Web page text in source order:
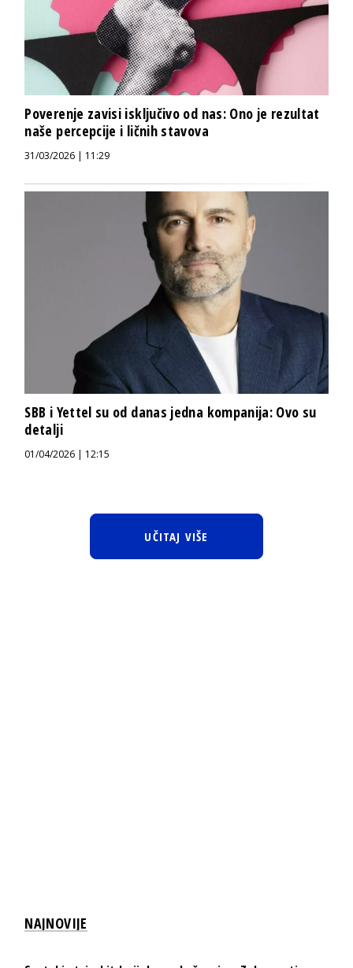
Poverenje zavisi isključivo od nas: Ono je rezultat
naše percepcije i ličnih stavova
31/03/2026 | 11:29
SBB i Yettel su od danas jedna kompanija: Ovo su
detalji
01/04/2026 | 12:15
UČITAJ VIŠE
NAJNOVIJE